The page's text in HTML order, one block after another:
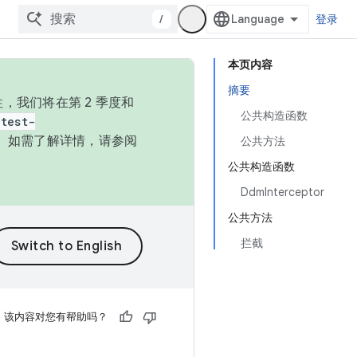
/ 登录
本页内容
摘要
公共构造函数
公共方法
公共构造函数
DdmInterceptor
公共方法
拦截
我们将在第 2 季度和
如需了解详情，请参阅
该内容对您有帮助吗？